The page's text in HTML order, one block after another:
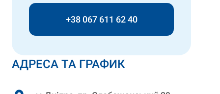
АДРЕСА ТА ГРАФИК
+38 067 611 62 40